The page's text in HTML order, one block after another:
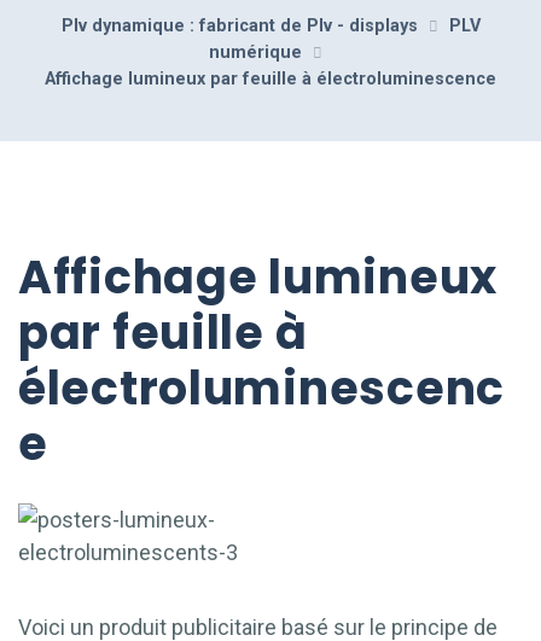
Plv dynamique : fabricant de Plv - displays
PLV
numérique
Affichage lumineux par feuille à électroluminescence
Affichage lumineux
par feuille à
électroluminescenc
e
Voici un produit publicitaire basé sur le principe de